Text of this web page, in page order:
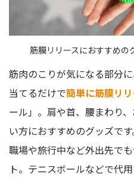
筋膜リリースにおすすめの
筋肉のこりが気になる部分
当てるだけで簡単に筋膜リ
ール」。肩や首、腰まわり
い方におすすめのグッズで
職場や旅行中など外出先で
ト。テニスボールなどで代